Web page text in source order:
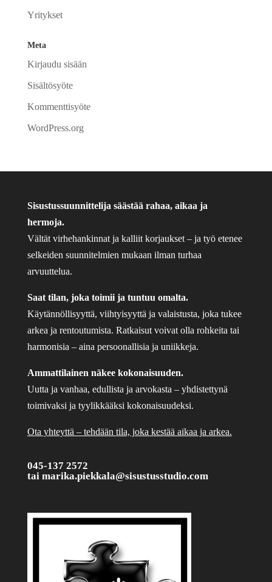
Yritykset
Meta
Kirjaudu sisään
Sisältösyöte
Kommenttisyöte
WordPress.org
Sisustussuunnittelija säästää rahaa, aikaa ja
hermoja.
Vältät virhehankinnat ja kalliit korjaukset – ja työ etenee
selkeiden suunnitelmien mukaan ilman turhaa
arvuuttelua.
Saat tilan, joka toimii ja tuntuu omalta.
Käytännöllisyyttä, viihtyisyyttä ja valaistusta, joka tukee
arkea ja rentoutumista. Ratkaisut voivat olla rohkeita tai
harmonisia – aina persoonallisia ja uniikkeja.
Ammattilainen näkee kokonaisuuden.
Uutta ja vanhaa, edullista ja arvokasta – yhdistettynä
toimivaksi ja tyylikkääksi kokonaisuudeksi.
Ota yhteyttä – tehdään tila, joka kestää aikaa ja arkea.
045-137 2572
tai marika.piekkala@sisustusstudio.com